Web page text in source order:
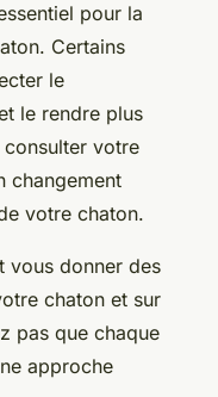
pour la
Certains
le
le rendre plus
votre
changement
votre chaton.
vous donner des
chaton et sur
pas que chaque
approche